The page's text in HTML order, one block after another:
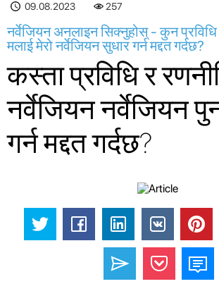
09.08.2023 257
नर्वेजियन अनलाइन सिक्नुहोस् - कुन
मलाई मेरो नर्वेजियन सुधार गर्न मद्दत गर्दछ?
कस्ता प्रविधि र
नर्वेजियन नर्वेजियन
गर्न मद्दत गर्दछ?